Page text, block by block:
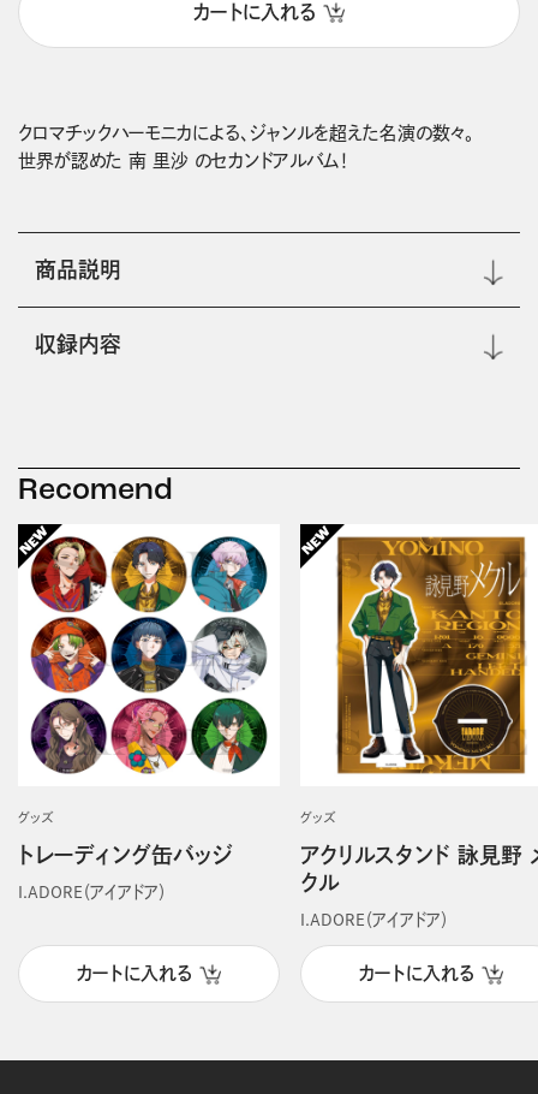
カートに入れる
クロマチックハーモニカによる、ジャンルを超えた名演の数々。
商品説明
収録内容
Recomend
グッズ
トレーディング缶バッジ
I.ADORE（アイアドア）
カートに入れる
グッズ
アクリルスタンド 詠見野
クル
I.ADORE（アイアドア）
カートに入れる